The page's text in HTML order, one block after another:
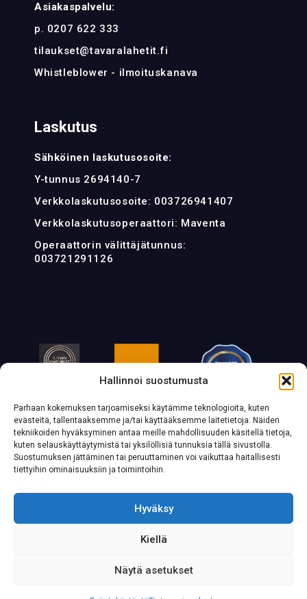
Hallinnoi suostumusta
Parhaan kokemuksen tarjoamiseksi käytämme teknologioita, kuten
evästeitä, tallentaaksemme ja/tai käyttääksemme laitetietoja. Näiden
tekniikoiden hyväksyminen antaa meille mahdollisuuden käsitellä tietoja,
kuten selauskäyttäytymistä tai yksilöllisiä tunnuksia tällä sivustolla.
Suostumuksen jättäminen tai peruuttaminen voi vaikuttaa haitallisesti
tiettyihin ominaisuuksiin ja toimintoihin.
Hyväksy
Kiellä
Näytä asetukset
Asiakaspalvelu:
p. 0207 622 333
tilaukset@tavaralahetit.fi
Whistleblower - ilmoituskanava
Laskutus
Sähköinen laskutusosoite:
Y-tunnus 2694140-7
Verkkolaskutusosoite: 003726941407
Verkkolaskutusoperaattori: Maventa
Operaattorin välittäjätunnus:
003721291126